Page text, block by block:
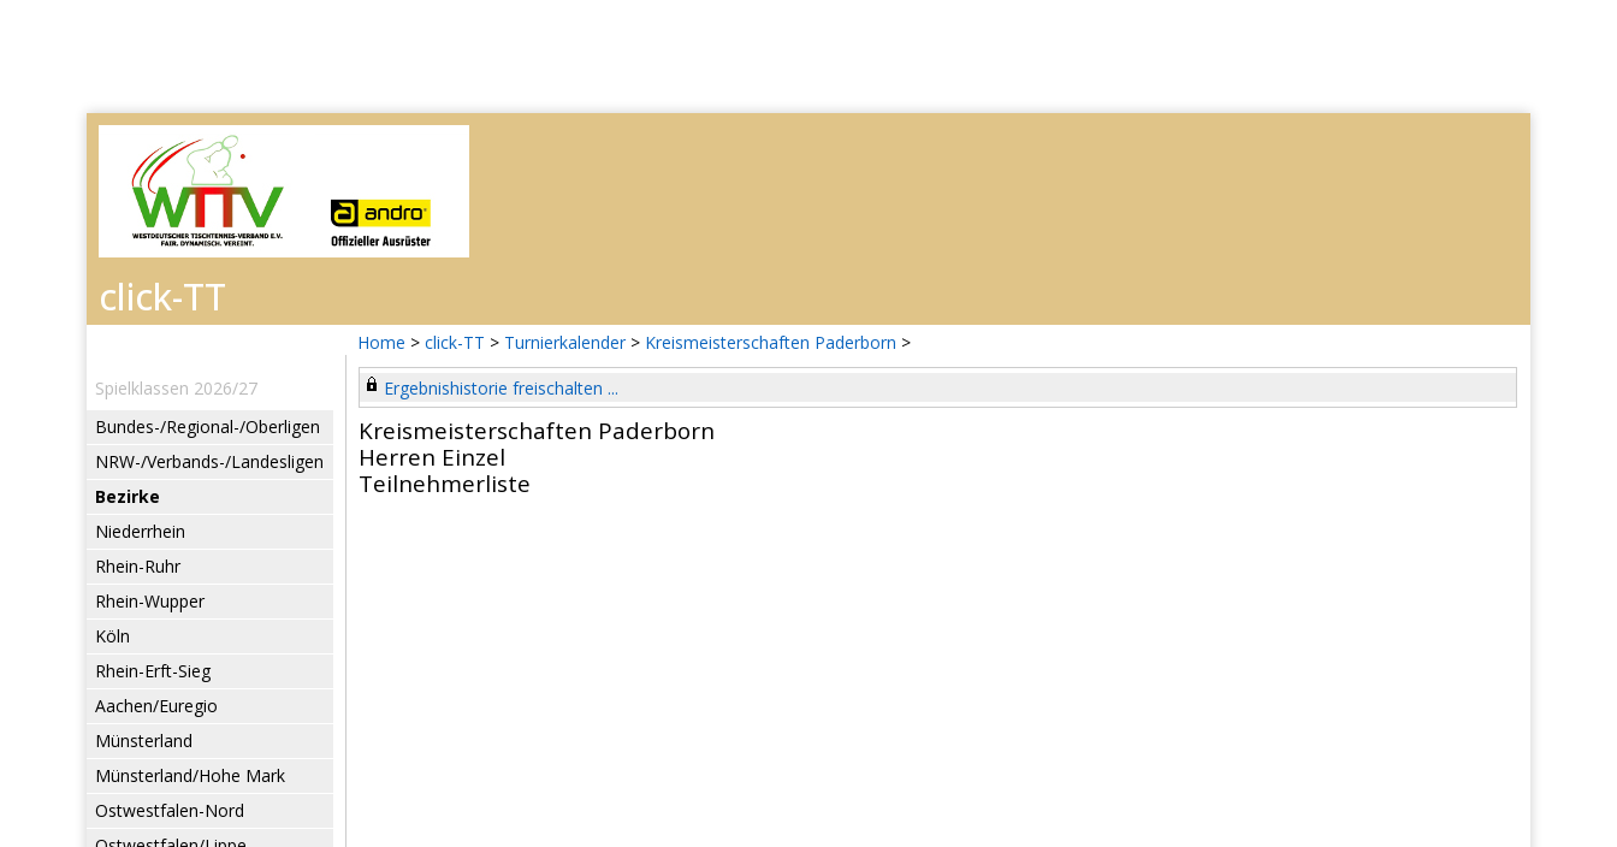
Home > click-TT > Turnierkalender > Kreismeisterschaften Paderborn >
Spielklassen 2026/27
Bundes-/Regional-/Oberligen
NRW-/Verbands-/Landesligen
Bezirke
Niederrhein
Rhein-Ruhr
Rhein-Wupper
Köln
Rhein-Erft-Sieg
Aachen/Euregio
Münsterland
Münsterland/Hohe Mark
Ostwestfalen-Nord
Ergebnishistorie freischalten ...
Kreismeisterschaften Paderborn
Herren Einzel
Teilnehmerliste